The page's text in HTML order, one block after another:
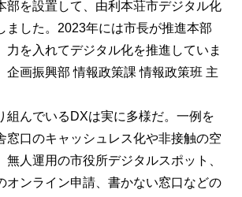
部を設置して、由利本荘市デジタル化
ました。2023年には市長が推進本部
力を入れてデジタル化を推進していま
企画振興部 情報政策課 情報政策班 主
組んでいるDXは実に多様だ。一例を
窓口のキャッシュレス化や非接触の空
無人運用の市役所デジタルスポット、
オンライン申請、書かない窓口などの